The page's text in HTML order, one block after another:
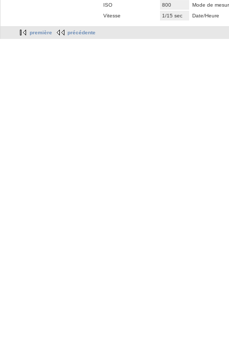
ISO
800
Mode de
Vitesse
1/15 sec Date/Heure
première précédente